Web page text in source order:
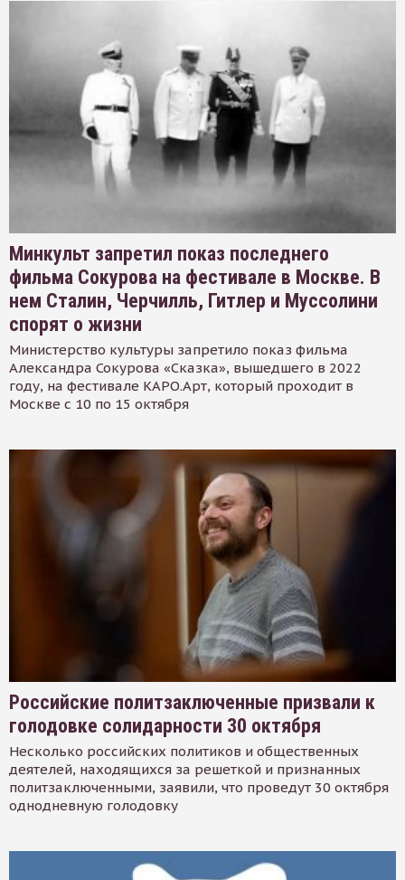
Минкульт запретил показ последнего
фильма Сокурова на фестивале в Москве. В
нем Сталин, Черчилль, Гитлер и Муссолини
спорят о жизни
Министерство культуры запретило показ фильма
Александра Сокурова «Сказка», вышедшего в 2022
году, на фестивале КАРО.Арт, который проходит в
Москве с 10 по 15 октября
Российские политзаключенные призвали к
голодовке солидарности 30 октября
Несколько российских политиков и общественных
деятелей, находящихся за решеткой и признанных
политзаключенными, заявили, что проведут 30 октября
однодневную голодовку